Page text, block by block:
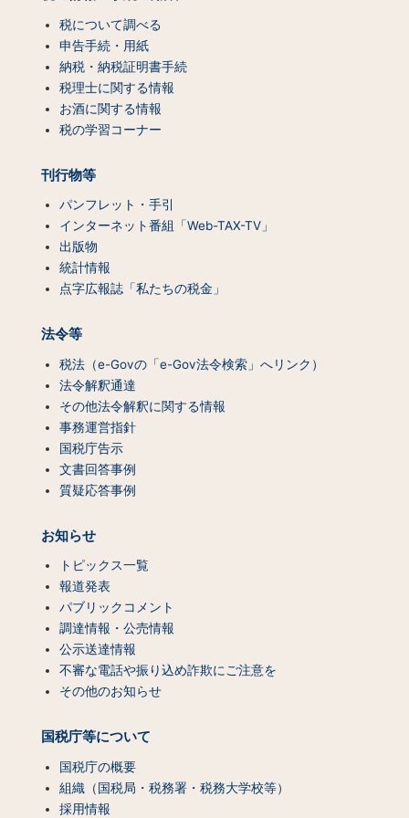
税について調べる
申告手続・用紙
納税・納税証明書手続
税理士に関する情報
お酒に関する情報
税の学習コーナー
刊行物等
パンフレット・手引
インターネット番組「Web-TAX-TV」
出版物
統計情報
点字広報誌「私たちの税金」
法令等
税法（e-Govの「e-Gov法令検索」へリンク）
法令解釈通達
その他法令解釈に関する情報
事務運営指針
国税庁告示
文書回答事例
質疑応答事例
お知らせ
トピックス一覧
報道発表
パブリックコメント
調達情報・公売情報
公示送達情報
不審な電話や振り込め詐欺にご注意を
その他のお知らせ
国税庁等について
国税庁の概要
組織（国税局・税務署・税務大学校等）
採用情報